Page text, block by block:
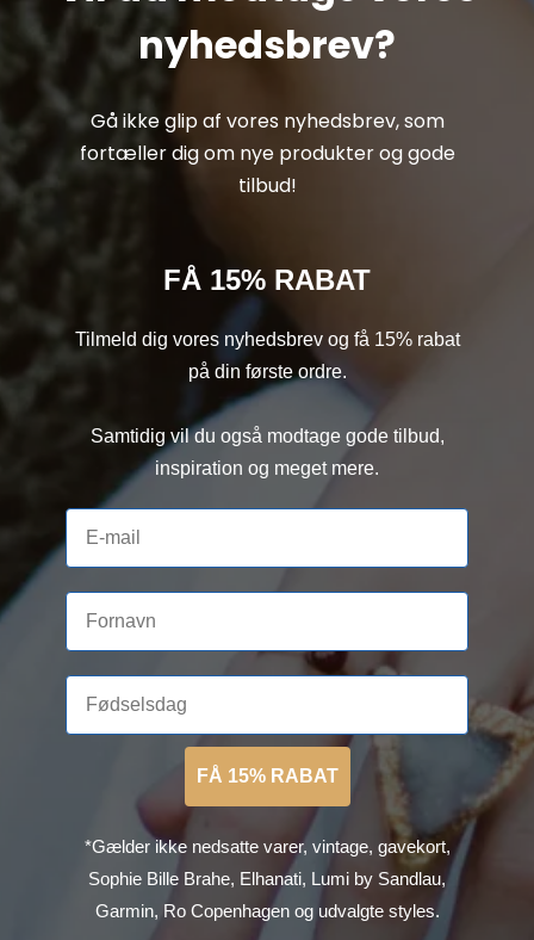
nyhedsbrev?
Gå ikke glip af vores nyhedsbrev, som
fortæller dig om nye produkter og gode
tilbud!
FÅ 15% RABAT
Tilmeld dig vores nyhedsbrev og få 15% rabat
på din første ordre.
Samtidig vil du også modtage gode tilbud,
inspiration og meget mere.
FÅ 15% RABAT
*Gælder ikke nedsatte varer, vintage, gavekort,
Sophie Bille Brahe, Elhanati, Lumi by Sandlau,
Garmin, Ro Copenhagen og udvalgte styles.